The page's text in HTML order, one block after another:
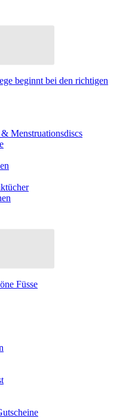
beginnt bei den richtigen
Menstruationsdiscs
Füsse